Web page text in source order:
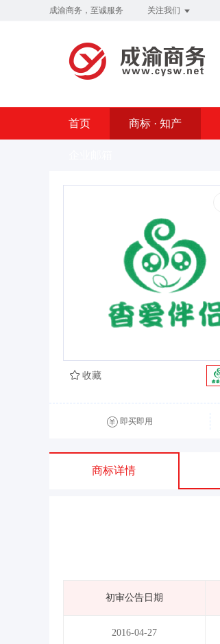
成渝商务，至诚服务 关注我们
首页 商标 · 知产
收藏
即买即用
商标详情
初审公告日期
2016-04-27